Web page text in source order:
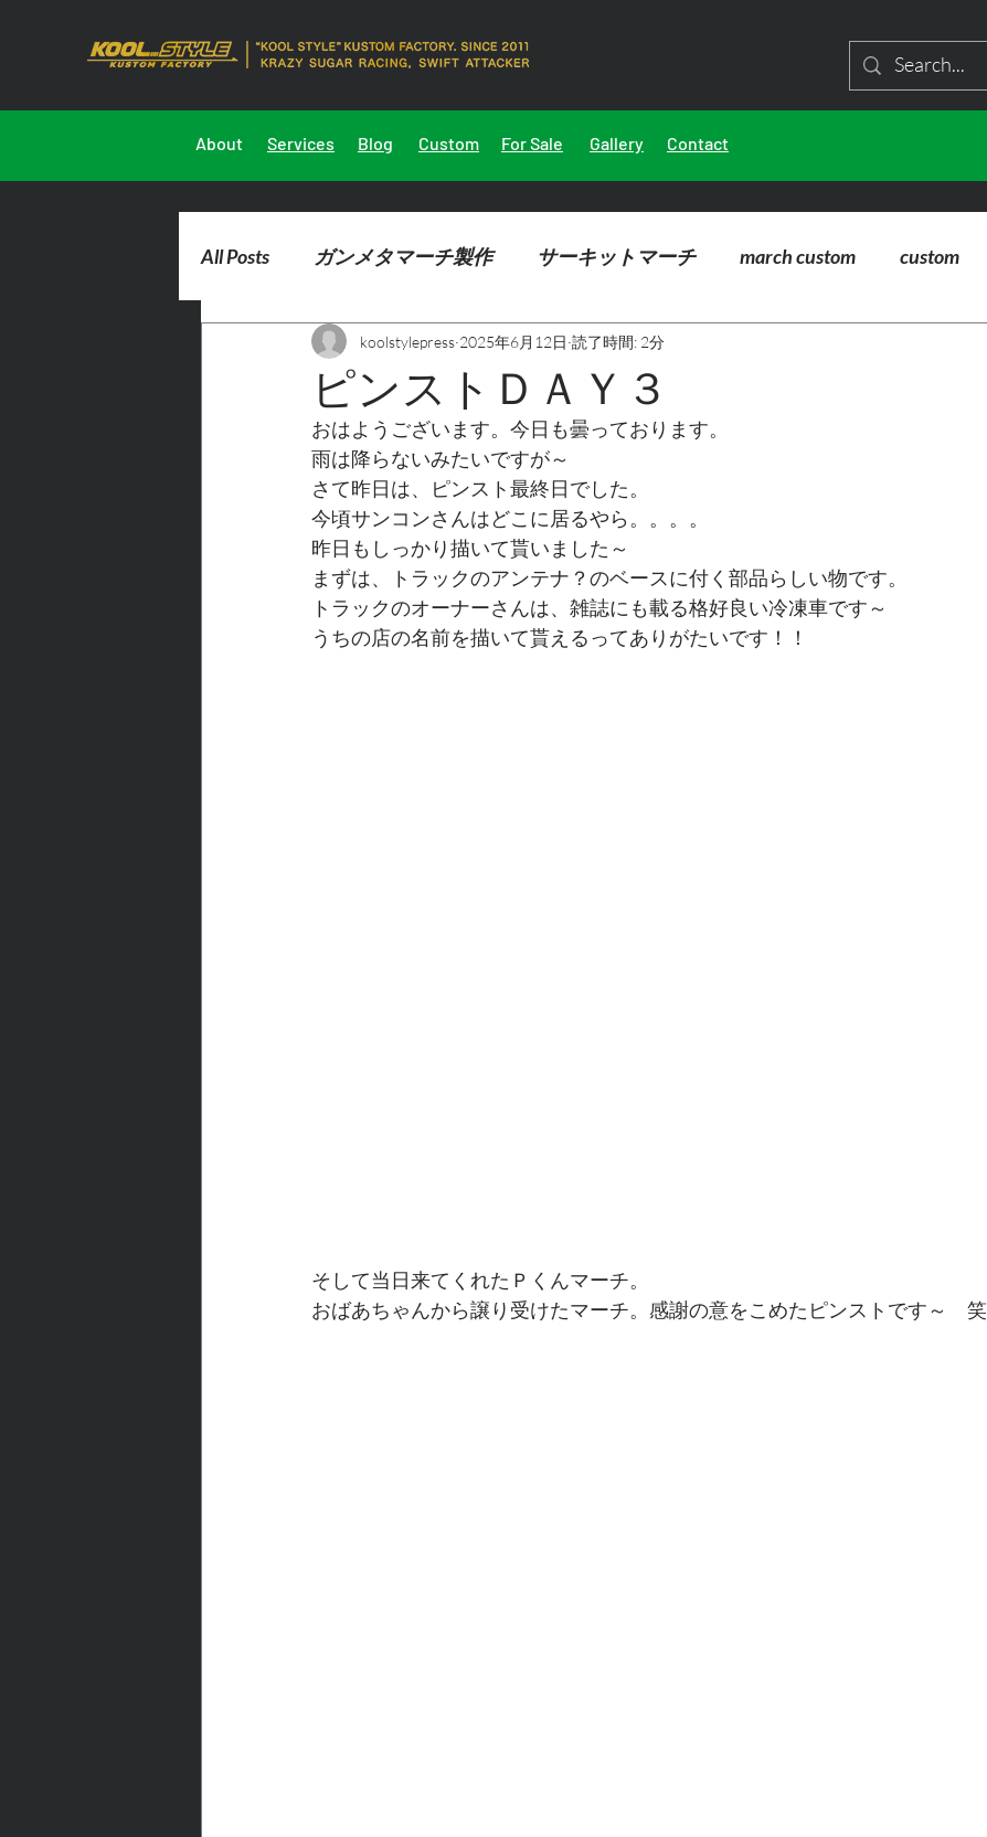
About Services Blog Custom For Sale Gallery Contact
All Posts ガンメタマーチ製作 サーキットマーチ march custom custom
2023marchdemocar製作
ピンストＤＡＹ３
koolstylepress 2025年6月12日 読了時間: 2分
おはようございます。今日も曇っております。
雨は降らないみたいですが～
さて昨日は、ピンスト最終日でした。
今頃サンコンさんはどこに居るやら。。。。
昨日もしっかり描いて貰いました～
まずは、トラックのアンテナ？のベースに付く部品らしい物です。
トラックのオーナーさんは、雑誌にも載る格好良い冷凍車です～
うちの店の名前を描いて貰えるってありがたいです！！
そして当日来てくれたＰくんマーチ。
おばあちゃんから譲り受けたマーチ。感謝の意をこめたピンストです～　笑